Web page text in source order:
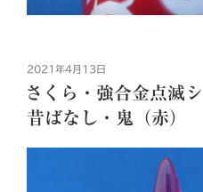
投
稿
日:
2021年4月13日
さくら・強合金点滅
昔ばなし・鬼（赤）